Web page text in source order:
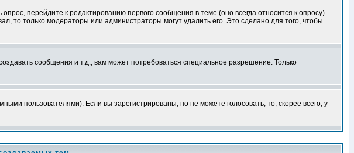
перейдите к редактированию первого сообщения в теме (оно всегда относится к опросу).
то только модераторы или администраторы могут удалить его. Это сделано для того, чтобы
сообщения и т.д., вам может потребоваться специальное разрешение. Только
пользователями). Если вы зарегистрированы, но не можете голосовать, то, скорее всего, у